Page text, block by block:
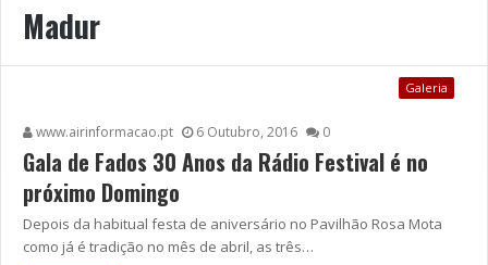
Madur
Galeria
www.airinformacao.pt 6 Outubro, 2016 0
Gala de Fados 30 Anos da Rádio Festival é no
próximo Domingo
Depois da habitual festa de aniversário no Pavilhão Rosa Mota
como já é tradição no mês de abril, as três…